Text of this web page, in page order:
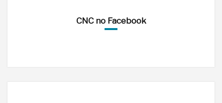
CNC no Facebook